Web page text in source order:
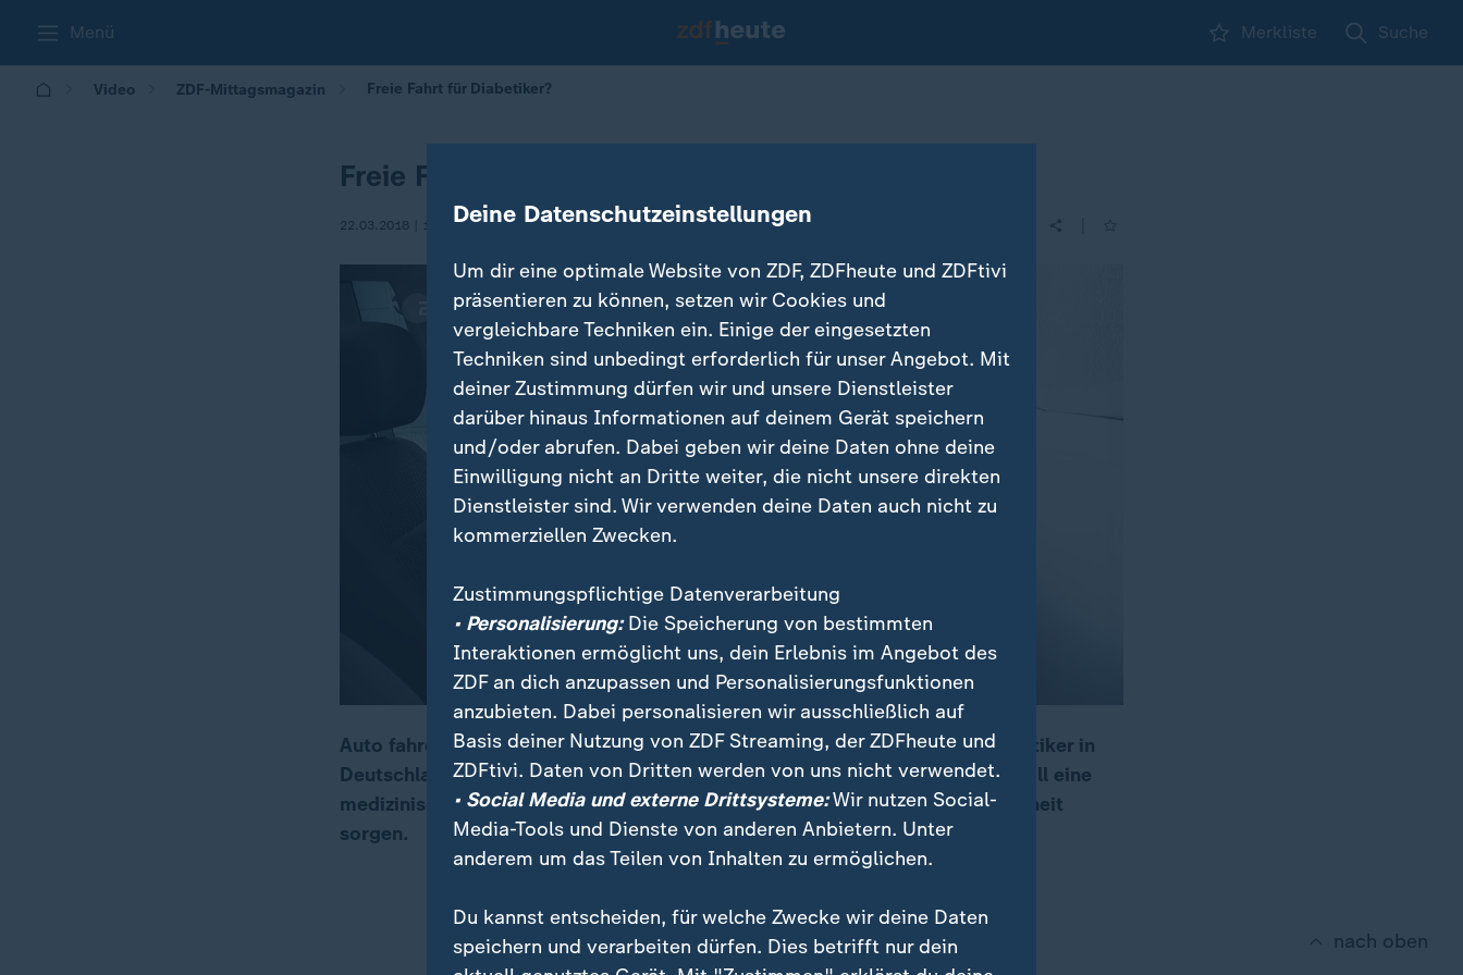
Menü Merkliste Suche
Video ZDF-Mittagsmagazin Freie Fahrt für Diabetiker?
Freie Fahrt für Diabetiker?
22.03.2018 | 13:39
00:05 02:25
Auto fahren ist für viele Menschen in Deutschland selbstverständlich. Diabetiker in
Deutschland jedoch müssen eine Fahrtauglichkeit nachweisen. In Zukunft soll eine
medizinische Leitlinie zum Thema Diabetes im Straßenverkehr für mehr Klarheit
sorgen.
nach oben
Deine Datenschutzeinstellungen
Um dir eine optimale Website von ZDF, ZDFheute und ZDFtivi
präsentieren zu können, setzen wir Cookies und
vergleichbare Techniken ein. Einige der eingesetzten
Techniken sind unbedingt erforderlich für unser Angebot. Mit
deiner Zustimmung dürfen wir und unsere Dienstleister
darüber hinaus Informationen auf deinem Gerät speichern
und/oder abrufen. Dabei geben wir deine Daten ohne deine
Einwilligung nicht an Dritte weiter, die nicht unsere direkten
Dienstleister sind. Wir verwenden deine Daten auch nicht zu
kommerziellen Zwecken.
Zustimmungspflichtige Datenverarbeitung
• Personalisierung:Die Speicherung von bestimmten
Interaktionen ermöglicht uns, dein Erlebnis im Angebot des
ZDF an dich anzupassen und Personalisierungsfunktionen
anzubieten. Dabei personalisieren wir ausschließlich auf
Basis deiner Nutzung von ZDF Streaming, der ZDFheute und
ZDFtivi. Daten von Dritten werden von uns nicht verwendet.
• Social Media und externe Drittsysteme:Wir nutzen Social-
Media-Tools und Dienste von anderen Anbietern. Unter
anderem um das Teilen von Inhalten zu ermöglichen.
Du kannst entscheiden, für welche Zwecke wir deine Daten
speichern und verarbeiten dürfen. Dies betrifft nur dein